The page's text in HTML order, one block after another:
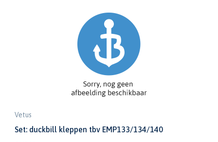
Vetus
Set: duckbill kleppen tbv EMP133/134/140